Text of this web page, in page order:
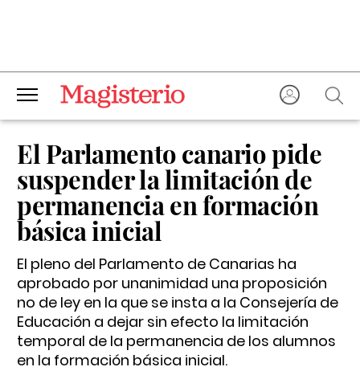
El Parlamento canario pide
suspender la limitación de
permanencia en formación
básica inicial
El pleno del Parlamento de Canarias ha
aprobado por unanimidad una proposición
no de ley en la que se insta a la Consejería de
Educación a dejar sin efecto la limitación
temporal de la permanencia de los alumnos
en la formación básica inicial.